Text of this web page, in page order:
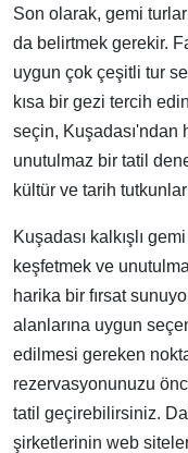
Son olarak, gemi
da belirtmek gerekir.
uygun çok çeşitli tur
kısa bir gezi tercih
seçin, Kuşadası'ndan
unutulmaz bir tatil
kültür ve tarih
Kuşadası kalkışlı
keşfetmek ve
harika bir fırsat
alanlarına uygun
edilmesi gereken
rezervasyonunuzu
tatil geçirebilirsiniz.
şirketlerinin web